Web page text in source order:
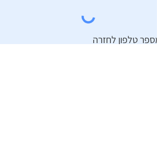
מספר טלפון לחזרה